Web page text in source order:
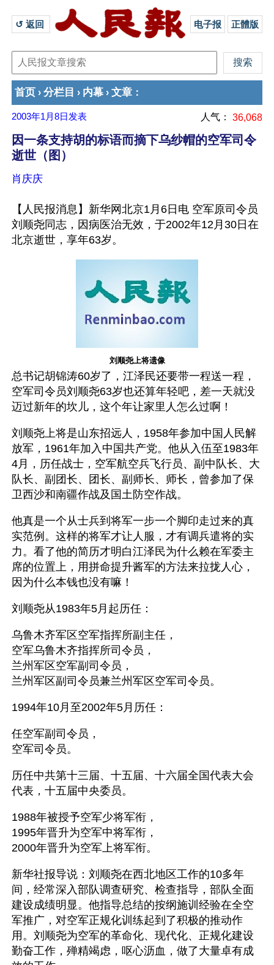
↺ 返回 电子报 正體版
首页 › 分栏目 › 内幕 › 文章 ：
2003年1月8日 发表 人气： 36,068
因一条支持胡的标语而摘下乌纱帽的空军司令
逝世（图）
肖庆庆
【人民报消息】新华网北京1月6日电 空军原司令员
刘顺尧同志，因病医治无效，于2002年12月30日在
北京逝世，享年63岁。
刘顺尧上将遗像
总书记胡锦涛60岁了，江泽民还要带一程送一程，
空军司令员刘顺尧63岁也还算年轻吧，差一天就没
迈过新年的坎儿，这个年让家里人怎么过啊！
刘顺尧上将是山东招远人，1958年参加中国人民解
放军，1961年加入中国共产党。他从入伍至1983年
4月，历任战士，空军航空兵飞行员、副中队长、大
队长、副团长、团长、副师长、师长，曾参加了保
卫西沙和南疆作战及国土防空作战。
他真是一个从士兵到将军一步一个脚印走过来的真
实范例。这样的将军才让人服，才有调兵遣将的实
力。看了他的简历才明白江泽民为什么赖在军委主
席的位置上，用拼命提升酱军的方法来拉拢人心，
因为什么本钱也没有嘛！
刘顺尧从1983年5月起历任：
乌鲁木齐军区空军指挥所副主任，
空军乌鲁木齐指挥所司令员，
兰州军区空军副司令员，
兰州军区副司令员兼兰州军区空军司令员。
1994年10月至2002年5月历任：
任空军副司令员，
空军司令员。
历任中共第十三届、十五届、十六届全国代表大会
代表，十五届中央委员。
1988年被授予空军少将军衔，
1995年晋升为空军中将军衔，
2000年晋升为空军上将军衔。
新华社报导说：刘顺尧在西北地区工作的10多年
间，经常深入部队调查研究、检查指导，部队全面
建设成绩明显。他指导总结的按纲施训经验在全空
军推广，对空军正规化训练起到了积极的推动作
用。刘顺尧为空军的革命化、现代化、正规化建设
勤奋工作，殚精竭虑，呕心沥血，做了大量卓有成